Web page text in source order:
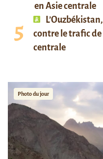
en Asie centrale
contre le trafic de
centrale
Photo du jour